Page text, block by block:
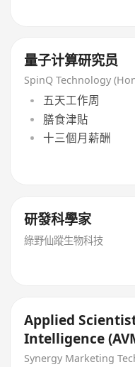
量子计算研究员
SpinQ Technology
五天工作周
膳食津貼
十三個月薪酬
研發科學家
綠野仙蹤生物科技
Applied
Intelligence
Graph)
Synergy Marketing